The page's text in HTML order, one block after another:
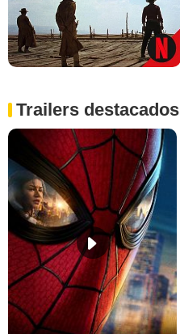
Trailers destacados